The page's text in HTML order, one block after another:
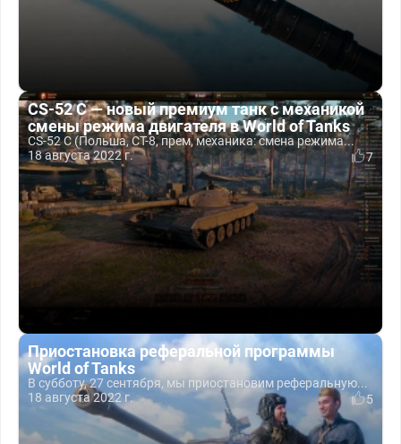
CS-52 C — новый премиум танк с механикой
смены режима двигателя в World of Tanks
CS-52 C (Польша, СТ-8, прем, механика: смена режима...
18 августа 2022 г.
7
Приостановка реферальной программы
World of Tanks
В субботу, 27 сентября, мы приостановим реферальную...
18 августа 2022 г.
5